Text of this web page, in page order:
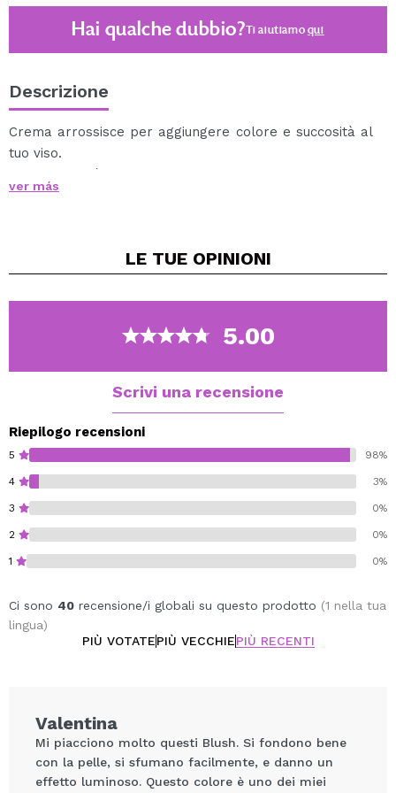
Hai qualche dubbio?Ti aiutiamoqui
Descrizione
Crema arrossisce per aggiungere colore e succosità al
tuo viso.
Questo fard è perfetto per dare un tocco di colore al
viso anche quando non si trucca.
Disponibile in diverse tonalità in modo da poter
ver más
LE TUE OPINIONI
5.00
Scrivi una recensione
Riepilogo recensioni
5 98%
4 3%
3 0%
2 0%
1 0%
Ci sono 40 recensione/i globali su questo prodotto (1 nella tua
lingua)
PIÙ VOTATEPIÙ VECCHIEPIÙ RECENTI
Valentina
Mi piacciono molto questi Blush. Si fondono bene
con la pelle, si sfumano facilmente, e danno un
effetto luminoso. Questo colore è uno dei miei